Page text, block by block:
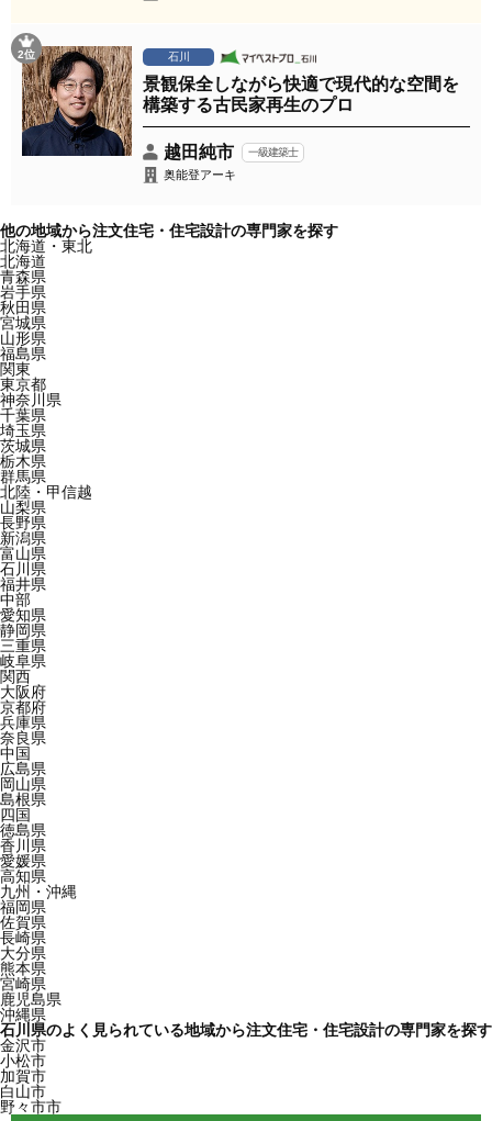
2位 石川
景観保全しながら快適で現代的な空間を
構築する古民家再生のプロ
越田純市 一級建築士
奥能登アーキ
他の地域から注文住宅・住宅設計の専門家を探す
北海道・東北
北海道
青森県
岩手県
秋田県
宮城県
山形県
福島県
関東
東京都
神奈川県
千葉県
埼玉県
茨城県
栃木県
群馬県
北陸・甲信越
山梨県
長野県
新潟県
富山県
石川県
福井県
中部
愛知県
静岡県
三重県
岐阜県
関西
大阪府
京都府
兵庫県
奈良県
中国
広島県
岡山県
島根県
四国
徳島県
香川県
愛媛県
高知県
九州・沖縄
福岡県
佐賀県
長崎県
大分県
熊本県
宮崎県
鹿児島県
沖縄県
石川県のよく見られている地域から注文住宅・住宅設計の専門家を探す
金沢市
小松市
加賀市
白山市
野々市市